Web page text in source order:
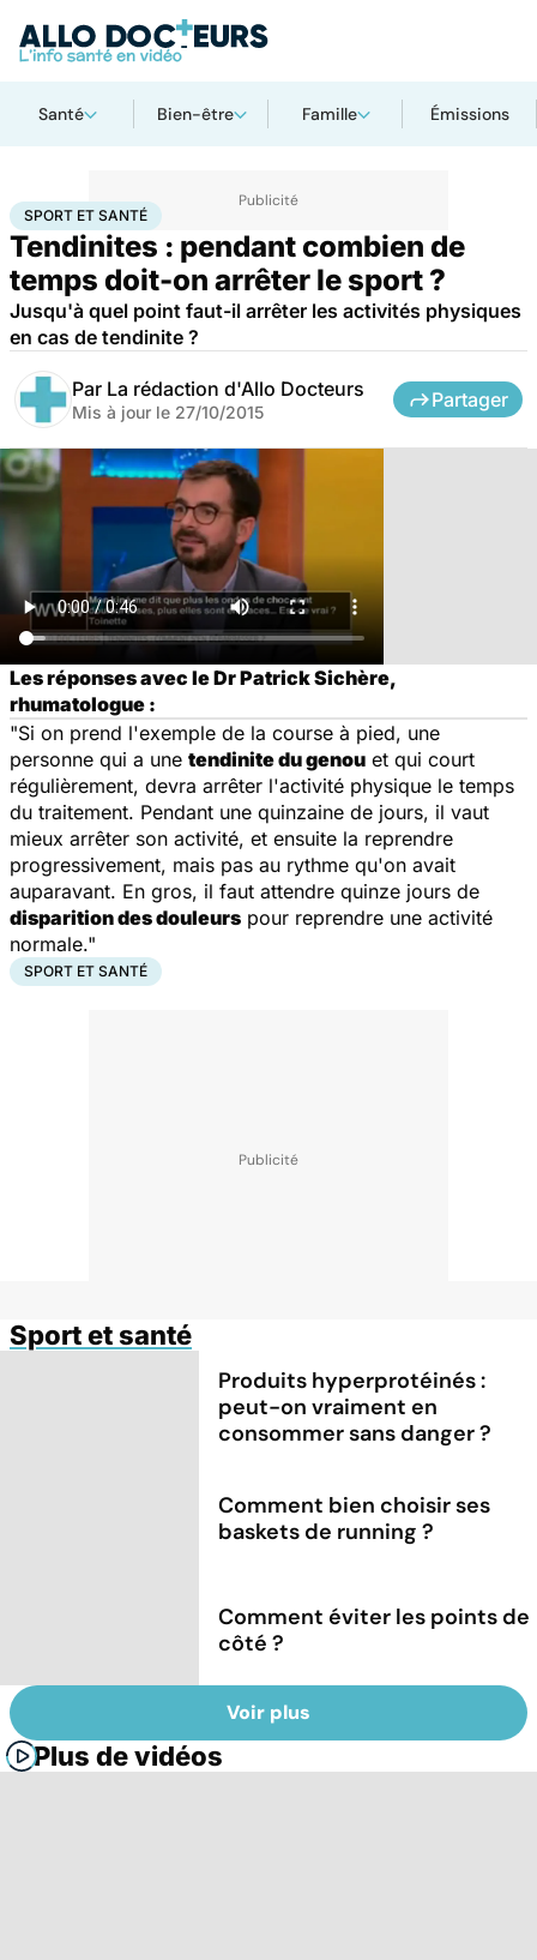
Santé Bien-être Famille Émissions
AccueilBien-êtreSport santé Sport et santé
SPORT ET SANTÉ
Tendinites : pendant combien de
temps doit-on arrêter le sport ?
Jusqu'à quel point faut-il arrêter les activités physiques
en cas de tendinite ?
Par La rédaction d'Allo Docteurs
Mis à jour le 27/10/2015
Partager
Les réponses avec le Dr Patrick Sichère,
rhumatologue :
"Si on prend l'exemple de la course à pied, une
personne qui a une tendinite du genou et qui court
régulièrement, devra arrêter l'activité physique le temps
du traitement. Pendant une quinzaine de jours, il vaut
mieux arrêter son activité, et ensuite la reprendre
progressivement, mais pas au rythme qu'on avait
auparavant. En gros, il faut attendre quinze jours de
disparition des douleurs pour reprendre une activité
normale."
SPORT ET SANTÉ
Sport et santé
Produits hyperprotéinés :
peut-on vraiment en
consommer sans danger ?
Comment bien choisir ses
baskets de running ?
Comment éviter les points de
côté ?
Voir plus
Plus de vidéos